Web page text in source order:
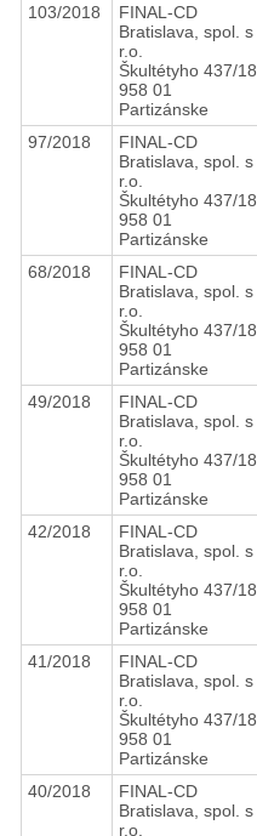
103/2018
FINAL-CD
Bratislava, spol. s
r.o.
Škultétyho 437/18,
958 01
Partizánske
97/2018
FINAL-CD
Bratislava, spol. s
r.o.
Škultétyho 437/18,
958 01
Partizánske
68/2018
FINAL-CD
Bratislava, spol. s
r.o.
Škultétyho 437/18,
958 01
Partizánske
49/2018
FINAL-CD
Bratislava, spol. s
r.o.
Škultétyho 437/18,
958 01
Partizánske
42/2018
FINAL-CD
Bratislava, spol. s
r.o.
Škultétyho 437/18,
958 01
Partizánske
41/2018
FINAL-CD
Bratislava, spol. s
r.o.
Škultétyho 437/18,
958 01
Partizánske
40/2018
FINAL-CD
Bratislava, spol. s
r.o.